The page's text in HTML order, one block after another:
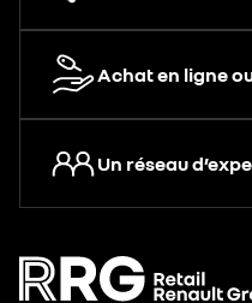
Achat en ligne
Un réseau